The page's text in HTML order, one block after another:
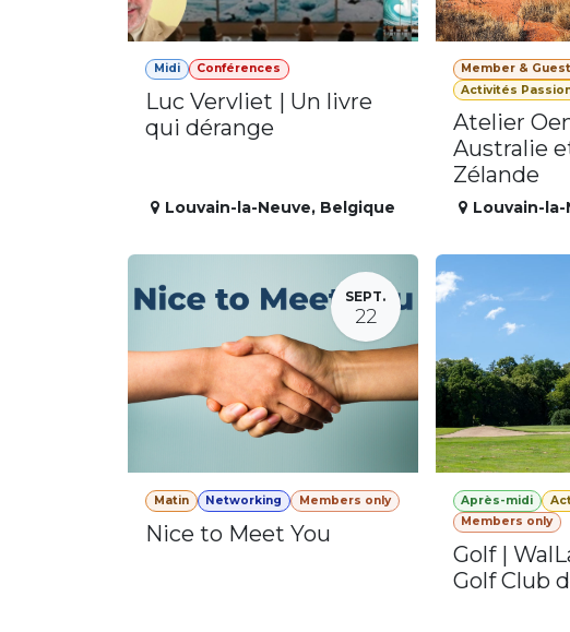
Midi Conférences
Luc Vervliet | Un livre
qui dérange
Louvain-la-Neuve, Belgique
Member & Guest
Activités
Atelier
Australie
Zélande
Louvain-la-
SEPT.
22
Matin Networking Members only
Nice to Meet You
Après-midi
Members only
Golf |
Golf Club